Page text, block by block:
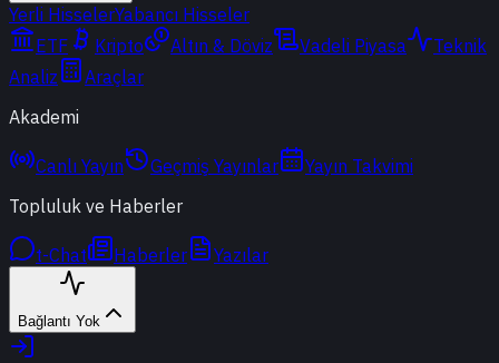
Yerli HisselerYabancı Hisseler
ETF
Kripto Altın & Döviz Vadeli Piyasa
Teknik
Analiz
Araçlar
Akademi
Canlı Yayın Geçmiş Yayınlar
Yayın Takvimi
Topluluk ve Haberler
t-Chat Haberler Yazılar
Bağlantı Yok